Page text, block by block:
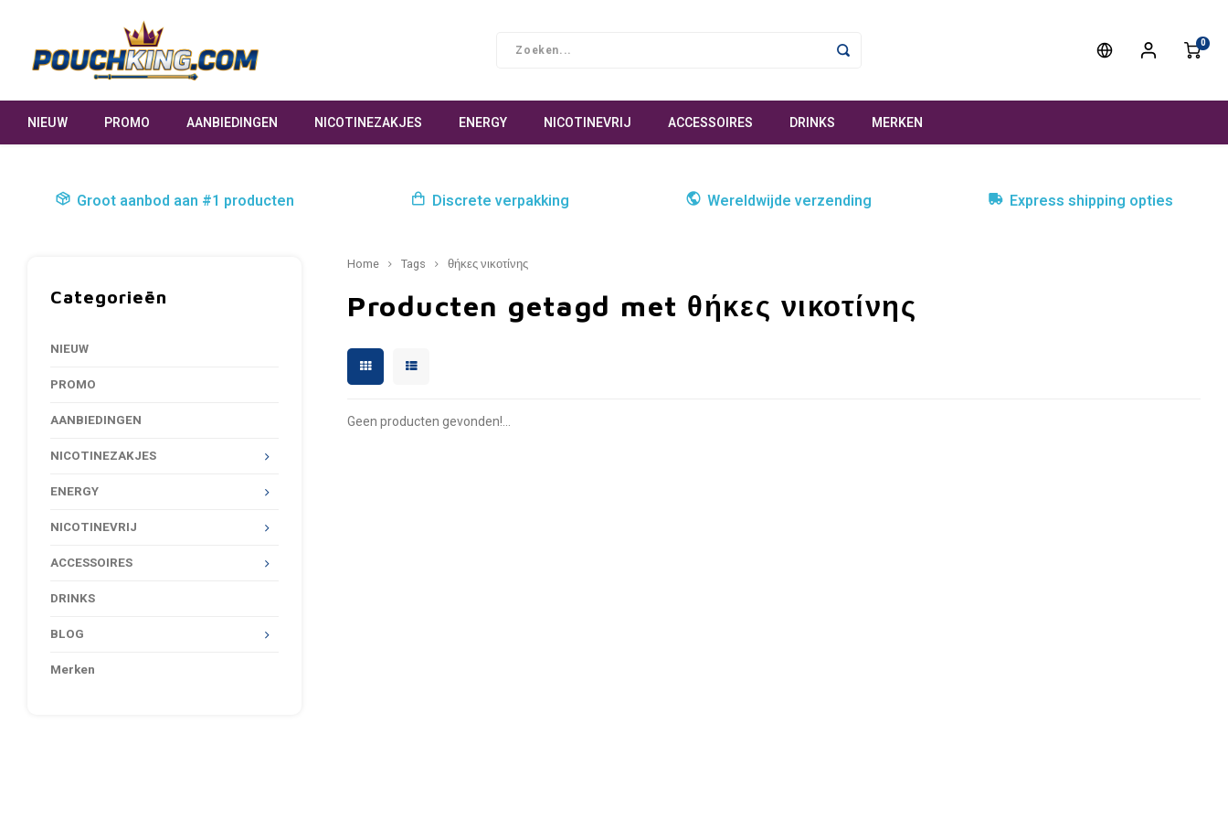
0
NIEUW PROMO AANBIEDINGEN NICOTINEZAKJES ENERGY NICOTINEVRIJ ACCESSOIRES DRINKS MERKEN
Groot aanbod aan #1 producten Discrete verpakking Wereldwijde verzending Express shipping opties
Categorieën
NIEUW
PROMO
AANBIEDINGEN
NICOTINEZAKJES
ENERGY
NICOTINEVRIJ
ACCESSOIRES
DRINKS
BLOG
Merken
Home Tags θήκες νικοτίνης
Producten getagd met θήκες νικοτίνης
Geen producten gevonden!...